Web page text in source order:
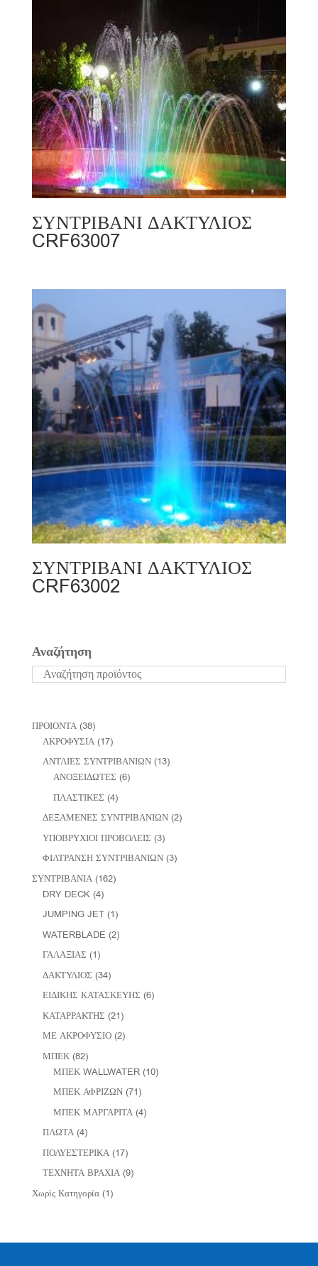
ΣΥΝΤΡΙΒΑΝΙ ΔΑΚΤΥΛΙΟΣ
CRF63007
ΣΥΝΤΡΙΒΑΝΙ ΔΑΚΤΥΛΙΟΣ
CRF63002
Αναζήτηση
ΠΡΟΙΟΝΤΑ (38)
ΑΚΡΟΦΥΣΙΑ (17)
ΑΝΤΛΙΕΣ ΣΥΝΤΡΙΒΑΝΙΩΝ (13)
ΑΝΟΞΕΙΔΩΤΕΣ (6)
ΠΛΑΣΤΙΚΕΣ (4)
ΔΕΞΑΜΕΝΕΣ ΣΥΝΤΡΙΒΑΝΙΩΝ (2)
ΥΠΟΒΡΥΧΙΟΙ ΠΡΟΒΟΛΕΙΣ (3)
ΦΙΛΤΡΑΝΣΗ ΣΥΝΤΡΙΒΑΝΙΩΝ (3)
ΣΥΝΤΡΙΒΑΝΙΑ (162)
DRY DECK (4)
JUMPING JET (1)
WATERBLADE (2)
ΓΑΛΑΞΙΑΣ (1)
ΔΑΚΤΥΛΙΟΣ (34)
ΕΙΔΙΚΗΣ ΚΑΤΑΣΚΕΥΗΣ (6)
ΚΑΤΑΡΡΑΚΤΗΣ (21)
ΜΕ ΑΚΡΟΦΥΣΙΟ (2)
ΜΠΕΚ (82)
ΜΠΕΚ WALLWATER (10)
ΜΠΕΚ ΑΦΡΙΖΩΝ (71)
ΜΠΕΚ ΜΑΡΓΑΡΙΤΑ (4)
ΠΛΩΤΑ (4)
ΠΟΛΥΕΣΤΕΡΙΚΑ (17)
ΤΕΧΝΗΤΑ ΒΡΑΧΙΑ (9)
Χωρίς Κατηγορία (1)